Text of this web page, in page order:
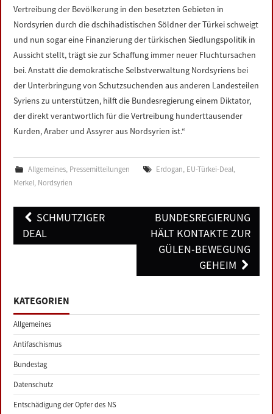
Vertreibung der Bevölkerung in den besetzten Gebieten in
Nordsyrien durch die dschihadistischen Söldner der Türkei schweigt
und nun sogar eine Finanzierung der türkischen Siedlungspolitik in
Aussicht stellt, trägt sie zur Schaffung immer neuer Fluchtursachen
bei. Anstatt die demokratische Selbstverwaltung Nordsyriens bei
der Unterbringung von Schutzsuchenden aus anderen Landesteilen
Syriens zu unterstützen, hilft die Bundesregierung einem Diktator,
der direkt verantwortlich für die Vertreibung hunderttausender
Kurden, Araber und Assyrer aus Nordsyrien ist.“
Allgemeines, Pressemitteilungen Erdogan, EU-Türkei-Deal,
Merkel, Nordsyrien
Post
navigation
SCHMUTZIGER
DEAL
BUNDESREGIERUNG
HÄLT KONTAKTE ZUR
GÜLEN-BEWEGUNG
GEHEIM
KATEGORIEN
Allgemeines
Antifaschismus
Bundestag
Datenschutz
Entschädigung der Opfer des NS